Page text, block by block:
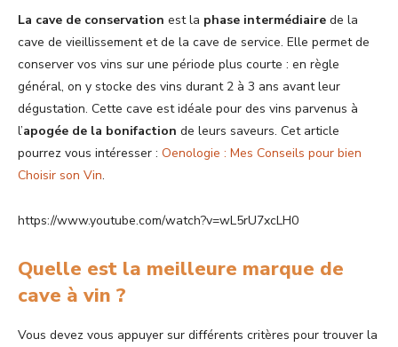
La cave de conservation est la phase intermédiaire de la
cave de vieillissement et de la cave de service. Elle permet de
conserver vos vins sur une période plus courte : en règle
général, on y stocke des vins durant 2 à 3 ans avant leur
dégustation. Cette cave est idéale pour des vins parvenus à
l’apogée de la bonifaction de leurs saveurs. Cet article
pourrez vous intéresser : Oenologie : Mes Conseils pour bien
Choisir son Vin.
https://www.youtube.com/watch?v=wL5rU7xcLH0
Quelle est la meilleure marque de
cave à vin ?
Vous devez vous appuyer sur différents critères pour trouver la